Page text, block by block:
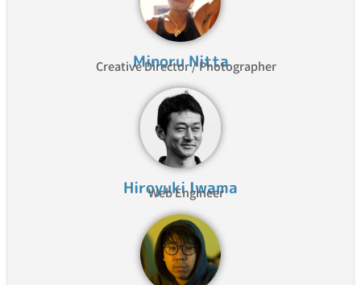
Minoru Nitta
Creative Director / Photographer
Hiroyuki Iwama
Web Engineer